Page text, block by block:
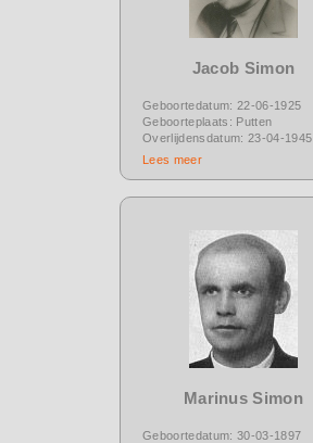
Jacob Simon
Geboortedatum: 22-06-1925
Geboorteplaats: Putten
Overlijdensdatum: 23-04-1945
Lees meer
Marinus Simon
Geboortedatum: 30-03-1897